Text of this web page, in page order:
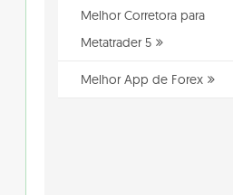
Melhor Corretora para
Metatrader 5
Melhor App de Forex